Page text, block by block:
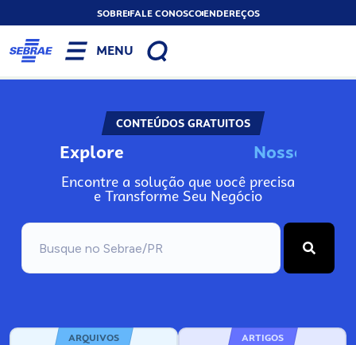
SOBREFALE CONOSCOENDEREÇOS
MENU
CONTEÚDOS GRATUITOS
Explore No
Encontre a solução que você precisa
e Transforme Seu Negócio
ARQUIVOS ARTIGOS